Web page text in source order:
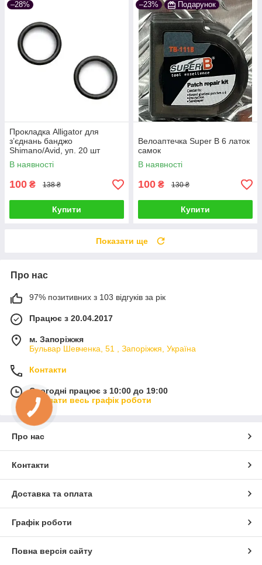
–28%
Прокладка Alligator для
з’єднань банджо
Shimano/Avid, уп. 20 шт
В наявності
100 ₴ 138 ₴
Купити
–23% Подарунок
Велоаптечка Super B 6 латок
самок
В наявності
100 ₴ 130 ₴
Купити
Показати ще
Про нас
97% позитивних з 103 відгуків за рік
Працює з 20.04.2017
м. Запоріжжя
Бульвар Шевченка, 51 , Запоріжжя, Україна
Контакти
Сьогодні працює з 10:00 до 19:00
Показати весь графік роботи
Про нас
Контакти
Доставка та оплата
Графік роботи
Повна версія сайту